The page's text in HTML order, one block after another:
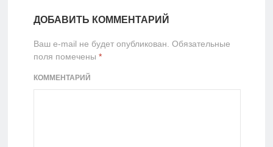
ДОБАВИТЬ КОММЕНТАРИЙ
Ваш e-mail не будет опубликован. Обязательные
поля помечены *
КОММЕНТАРИЙ